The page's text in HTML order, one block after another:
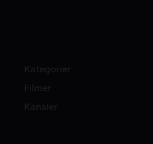
Kategorier
Filmer
Kanaler